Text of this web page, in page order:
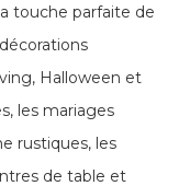
touche parfaite de
Halloween et
les mariages
rustiques, les
de table et